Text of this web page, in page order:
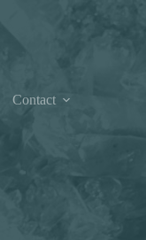
Contact